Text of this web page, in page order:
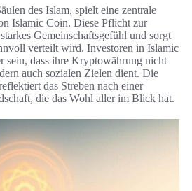
des Islam, spielt eine zentrale
Islamic Coin. Diese Pflicht zur
Gemeinschaftsgefühl und sorgt
verteilt wird. Investoren in Islamic
sein, dass ihre Kryptowährung nicht
auch sozialen Zielen dient. Die
das Streben nach einer
die das Wohl aller im Blick hat.